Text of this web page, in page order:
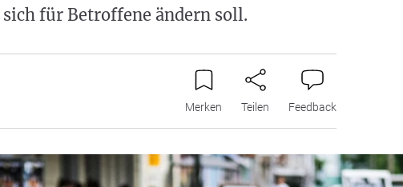
für Betroffene ändern soll.
Merken Teilen Feedback